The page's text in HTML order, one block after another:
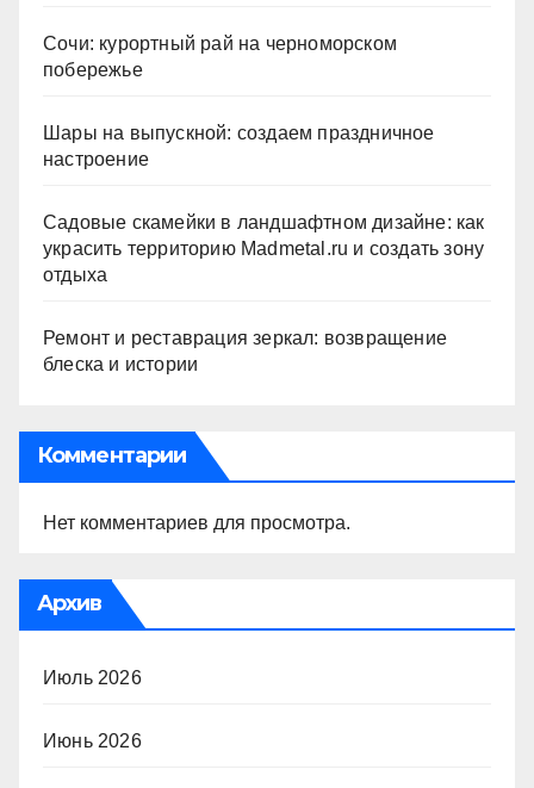
Сочи: курортный рай на черноморском
побережье
Шары на выпускной: создаем праздничное
настроение
Садовые скамейки в ландшафтном дизайне: как
украсить территорию Madmetal.ru и создать зону
отдыха
Ремонт и реставрация зеркал: возвращение
блеска и истории
Комментарии
Нет комментариев для просмотра.
Архив
Июль 2026
Июнь 2026